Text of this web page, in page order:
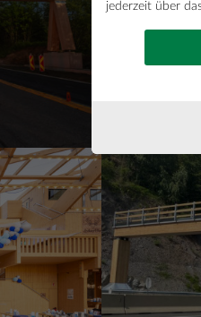
jederzeit über